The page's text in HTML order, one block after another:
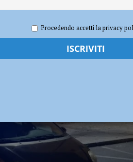
di San Damiano, delicata operazione del
Redazione FG Cronaca Piacenza
Procedendo accetti la privacy